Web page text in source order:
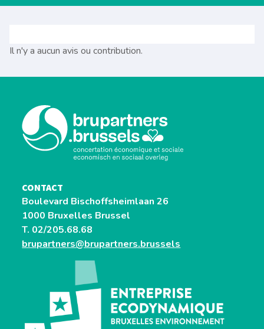
Il n'y a aucun avis ou contribution.
CONTACT
Boulevard Bischoffsheimlaan 26
1000 Bruxelles Brussel
T. 02/205.68.68
brupartners@brupartners.brussels